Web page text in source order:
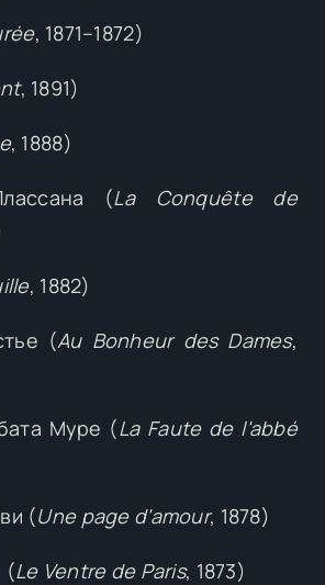
, 1871–1872)
, 1891)
, 1888)
(La Conquête de
, 1882)
(Au Bonheur des Dames,
Муре (La Faute de l'abbé
(Une page d'amour, 1878)
(Le Ventre de Paris, 1873)